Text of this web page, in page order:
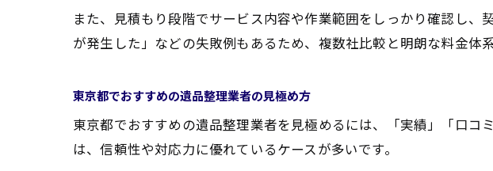
遺品整理を東京都
遺品整理を東
東京都で遺品
また、見積もり段階でサービス内容や作業範囲をしっかり確認し
が発生した」などの失敗例もあるため、複数社比較と明朗な料金体
東京都でおすすめの遺品整理業者の見極め方
東京都でおすすめの遺品整理業者を見極めるには、「実績」「口
は、信頼性や対応力に優れているケースが多いです。